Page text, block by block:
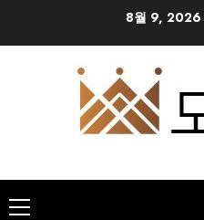
8월 9, 2026
Primary